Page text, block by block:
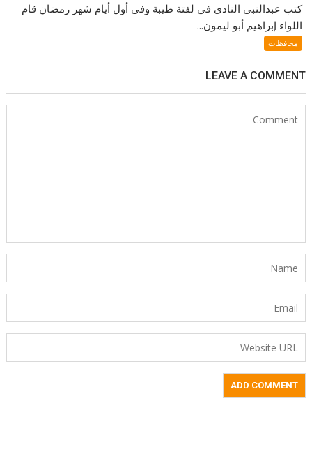
كتب عبدالنبى النادى في لفتة طيبة وفى أول أيام شهر رمضان قام
اللواء إبراهيم أبو ليمون...
محافظات
LEAVE A COMMENT